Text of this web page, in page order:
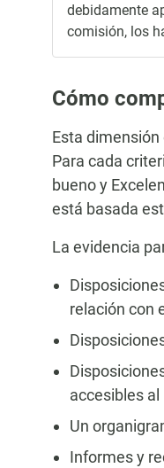
debidamente
comisión, los
Cómo
Esta
Para cada
bueno y
está basada
La evidencia
relación con
accesibles
Un
Informes y